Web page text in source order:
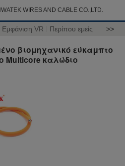
WIRES AND CABLE CO.,LTD.
Εμφάνιση VR Περίπου εμείς >>
βιομηχανικό εύκαμπτο
Multicore καλώδιο